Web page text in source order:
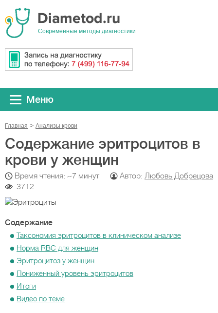
Cовременные методы диагностики
Меню
Главная Анализы крови
Содержание эритроцитов в
крови у женщин
Время чтения: ~7 минут Автор: Любовь Добрецова
3712
Содержание
Таксономия эритроцитов в клиническом анализе
Норма RBC для женщин
Эритроцитоз у женщин
Пониженный уровень эритроцитов
Итоги
Видео по теме